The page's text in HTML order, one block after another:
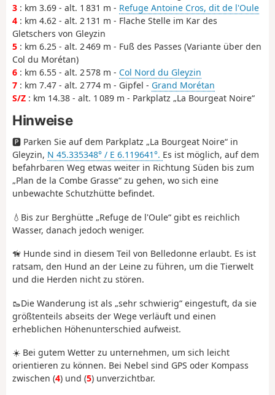
3 : km 3.69 - alt. 1 831 m - Refuge Antoine Cros, dit de l'Oule
4 : km 4.62 - alt. 2 131 m - Flache Stelle im Kar des
Gletschers von Gleyzin
5 : km 6.25 - alt. 2 469 m - Fuß des Passes (Variante über den
Col du Morétan)
6 : km 6.55 - alt. 2 578 m - Col Nord du Gleyzin
7 : km 7.47 - alt. 2 774 m - Gipfel - Grand Morétan
S/Z : km 14.38 - alt. 1 089 m - Parkplatz „La Bourgeat Noire“
Hinweise
🅿️ Parken Sie auf dem Parkplatz „La Bourgeat Noire“ in
Gleyzin, N 45.335348° / E 6.119641°. Es ist möglich, auf dem
befahrbaren Weg etwas weiter in Richtung Süden bis zum
„Plan de la Combe Grasse“ zu gehen, wo sich eine
unbewachte Schutzhütte befindet.
💧Bis zur Berghütte „Refuge de l'Oule“ gibt es reichlich
Wasser, danach jedoch weniger.
🦮 Hunde sind in diesem Teil von Belledonne erlaubt. Es ist
ratsam, den Hund an der Leine zu führen, um die Tierwelt
und die Herden nicht zu stören.
🥾Die Wanderung ist als „sehr schwierig“ eingestuft, da sie
größtenteils abseits der Wege verläuft und einen
erheblichen Höhenunterschied aufweist.
☀️ Bei gutem Wetter zu unternehmen, um sich leicht
orientieren zu können. Bei Nebel sind GPS oder Kompass
zwischen (4) und (5) unverzichtbar.